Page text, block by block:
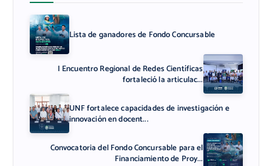
Lista de ganadores de Fondo Concursable
I Encuentro Regional de Redes Científicas
fortaleció la articulac...
UNF fortalece capacidades de investigación e
innovación en docent...
Convocatoria del Fondo Concursable para el
Financiamiento de Proy...